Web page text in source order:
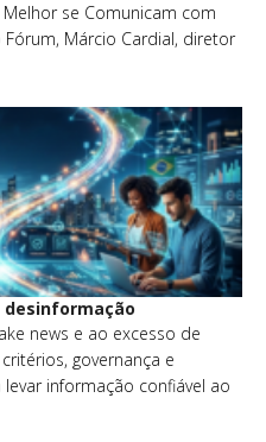
se Comunicam com
Márcio Cardial, diretor
news e ao excesso de
governança e
informação confiável ao